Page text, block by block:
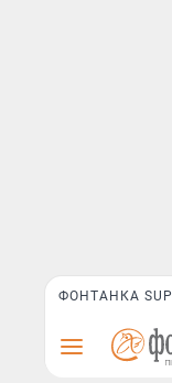
ФОНТАНКА SUP